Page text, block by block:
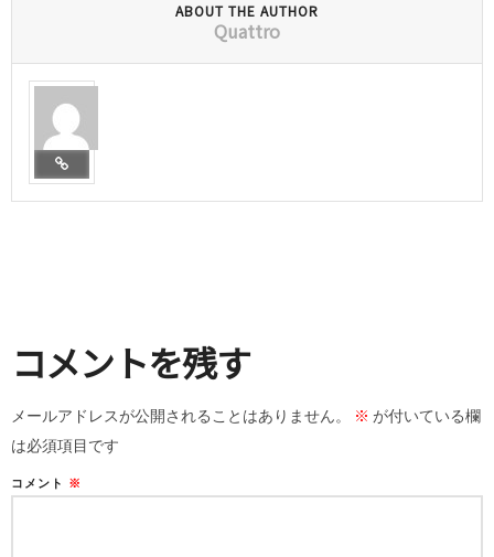
ABOUT THE AUTHOR
Quattro
コメントを残す
メールアドレスが公開されることはありません。 ※ が付いている欄
は必須項目です
コメント ※